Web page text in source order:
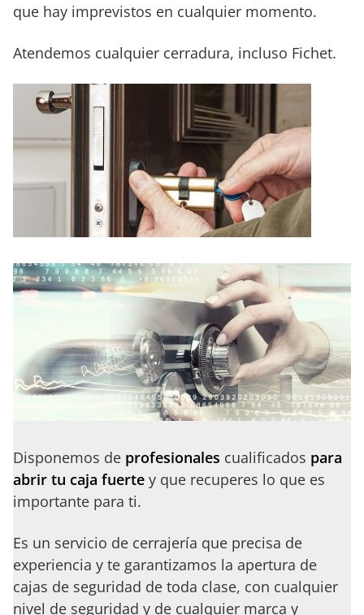
que hay imprevistos en cualquier momento.
Atendemos cualquier cerradura, incluso Fichet.
Disponemos de profesionales cualificados para
abrir tu caja fuerte y que recuperes lo que es
importante para ti.
Es un servicio de cerrajería que precisa de
experiencia y te garantizamos la apertura de
cajas de seguridad de toda clase, con cualquier
nivel de seguridad y de cualquier marca y